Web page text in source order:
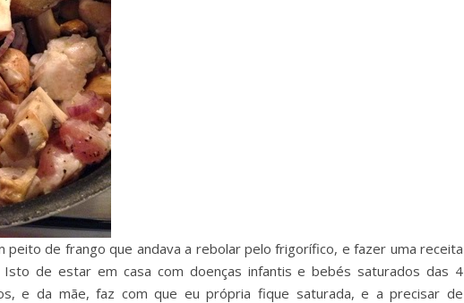
peito de frango que andava a rebolar pelo frigorífico, e fazer uma receita
de estar em casa com doenças infantis e bebés saturados das 4
e da mãe, faz com que eu própria fique saturada, e a precisar de